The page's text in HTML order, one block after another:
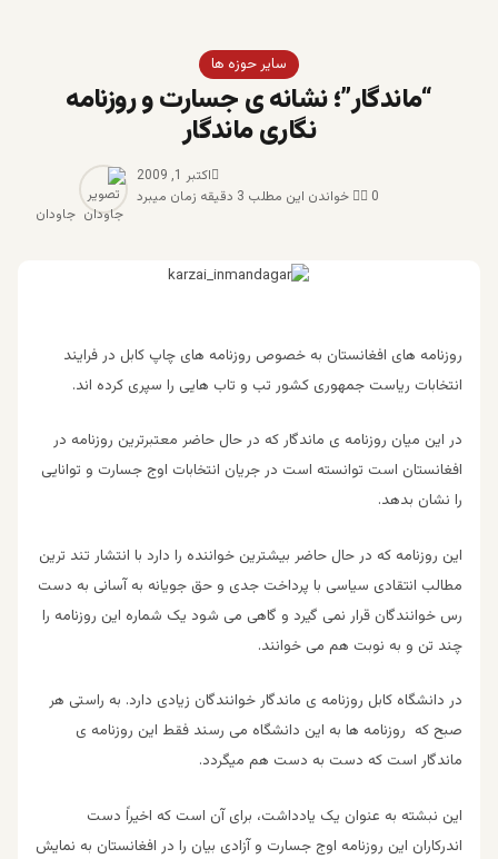
سایر حوزه ها
“ماندگار”؛ نشانه ی جسارت و روزنامه
نگاری ماندگار
جاودان
اکتبر 1, 2009
0
خواندن این مطلب 3 دقیقه زمان میبرد
روزنامه های افغانستان به خصوص روزنامه های چاپ کابل در فرایند
انتخابات ریاست جمهوری کشور تب و تاب هایی را سپری کرده اند.
در این میان روزنامه ی ماندگار که در حال حاضر معتبرترین روزنامه در
افغانستان است توانسته است در جریان انتخابات اوج جسارت و توانایی
را نشان بدهد.
این روزنامه که در حال حاضر بیشترین خواننده را دارد با انتشار تند ترین
مطالب انتقادی سیاسی با پرداخت جدی و حق جویانه به آسانی به دست
رس خوانندگان قرار نمی گیرد و گاهی می شود یک شماره این روزنامه را
چند تن و به نوبت هم می خوانند.
در دانشگاه کابل روزنامه ی ماندگار خوانندگان زیادی دارد. به راستی هر
صبح که روزنامه ها به این دانشگاه می رسند فقط این روزنامه ی
ماندگار است که دست به دست هم میگردد.
این نبشته به عنوان یک یادداشت، برای آن است که اخیراً دست
اندرکاران این روزنامه اوج جسارت و آزادی بیان را در افغانستان به نمایش